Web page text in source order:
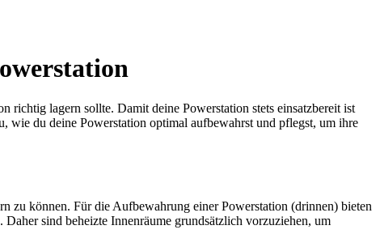
richtig lagern sollte. Damit deine Powerstation stets einsatzbereit ist
wie du deine Powerstation optimal aufbewahrst und pflegst, um ihre
zu können. Für die Aufbewahrung einer Powerstation (drinnen) bieten
sind beheizte Innenräume grundsätzlich vorzuziehen, um